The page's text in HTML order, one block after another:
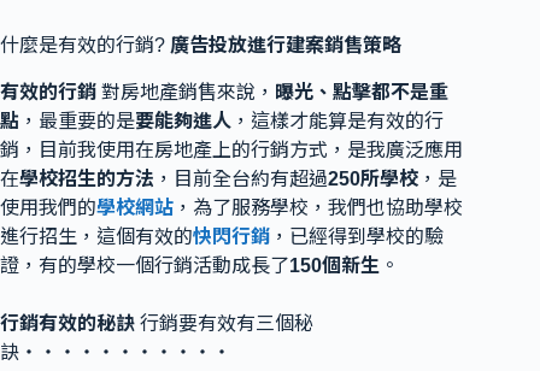
什麼是有效的行銷? 廣告投放進行建案銷售策略
有效的行銷 對房地產銷售來說， 曝光、點擊都不是重
點 ，最重要的是要能夠進人 ，這樣才能算是有效的行
銷，目前我使用在房地產上的行銷方式，是我廣泛應用
在學校招生的方法 ，目前全台約有超過250所學校 ，是
使用我們的學校網站 ，為了服務學校，我們也協助學校
進行招生，這個有效的快閃行銷 ，已經得到學校的驗
證，有的學校一個行銷活動成長了150個新生 。
行銷有效的秘訣 行銷要有效有三個秘
訣‧‧‧‧‧‧‧‧‧‧‧